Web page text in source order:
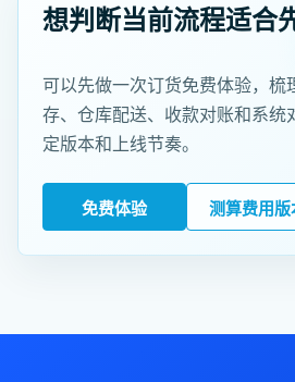
想判断当前流程适合
可以先做一次订货免费体验，梳
存、仓库配送、收款对账和系统
定版本和上线节奏。
免费体验 测算费用版